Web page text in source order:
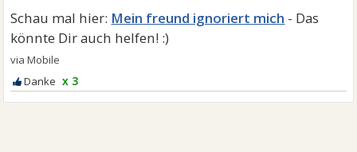
Mein freund ignoriert mich
x 3